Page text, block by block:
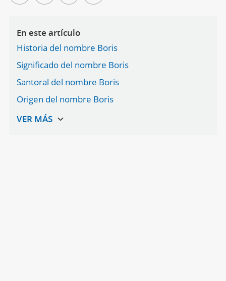
En este artículo
Historia del nombre Boris
Significado del nombre Boris
Santoral del nombre Boris
Origen del nombre Boris